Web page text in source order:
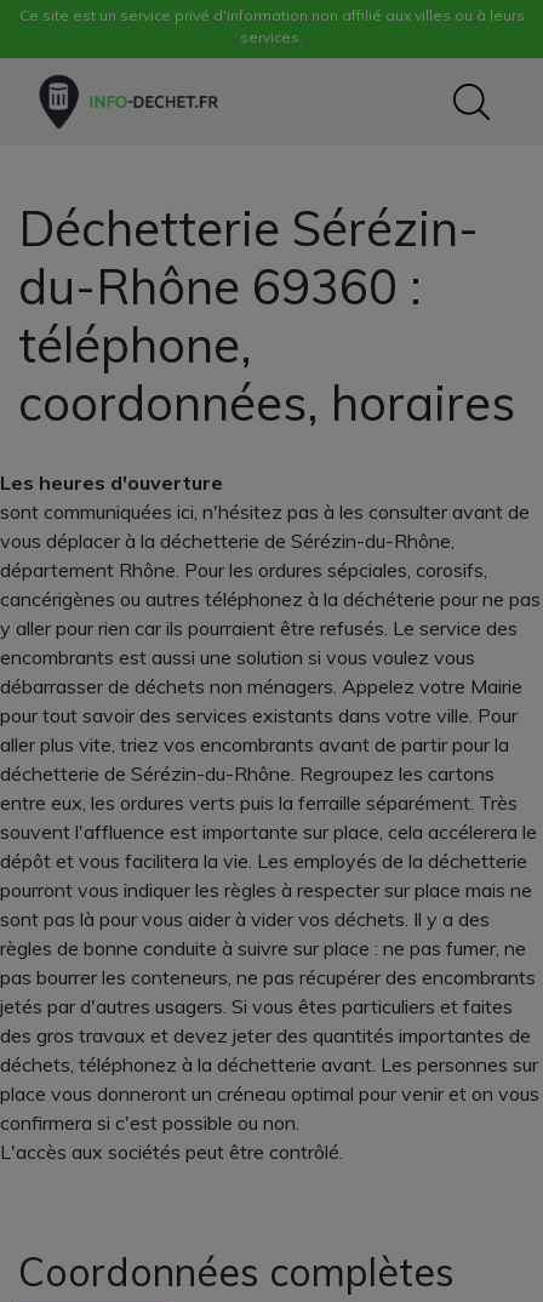
Ce site est un service privé d'information non affilié aux villes ou à leurs
services.
Déchetterie Sérézin-
du-Rhône 69360 :
téléphone,
coordonnées, horaires
Les heures d'ouverture
sont communiquées ici, n'hésitez pas à les consulter avant de
vous déplacer à la déchetterie de Sérézin-du-Rhône,
département Rhône. Pour les ordures sépciales, corosifs,
cancérigènes ou autres téléphonez à la déchéterie pour ne pas
y aller pour rien car ils pourraient être refusés. Le service des
encombrants est aussi une solution si vous voulez vous
débarrasser de déchets non ménagers. Appelez votre Mairie
pour tout savoir des services existants dans votre ville. Pour
aller plus vite, triez vos encombrants avant de partir pour la
déchetterie de Sérézin-du-Rhône. Regroupez les cartons
entre eux, les ordures verts puis la ferraille séparément. Très
souvent l'affluence est importante sur place, cela accélerera le
dépôt et vous facilitera la vie. Les employés de la déchetterie
pourront vous indiquer les règles à respecter sur place mais ne
sont pas là pour vous aider à vider vos déchets. Il y a des
règles de bonne conduite à suivre sur place : ne pas fumer, ne
pas bourrer les conteneurs, ne pas récupérer des encombrants
jetés par d'autres usagers. Si vous êtes particuliers et faites
des gros travaux et devez jeter des quantités importantes de
déchets, téléphonez à la déchetterie avant. Les personnes sur
place vous donneront un créneau optimal pour venir et on vous
confirmera si c'est possible ou non.
L'accès aux sociétés peut être contrôlé.
Coordonnées complètes